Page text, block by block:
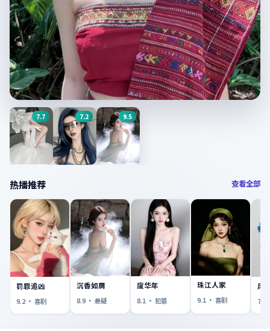
今日主推
尘封十三载
9.7分 ·爱情·中国大陆
7.7
治愈系恋人
7.2 9.5
热播推荐 查看全部
罚罪追凶
9.2 · 喜剧
沉香如屑
8.9 · 悬疑
度华年
8.1 · 犯罪
珠江人家
9.1 · 喜剧
风
7.1